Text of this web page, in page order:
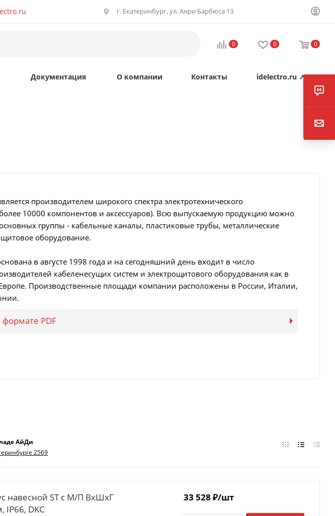
г. Екатеринбург, ул. Анри Барбюса 13
0 0 0
Документация О компании Контакты idelectro.ru ↗
производителем широкого спектра электротехнического
10000 компонентов и аксессуаров). Всю выпускаемую продукцию можно
группы - кабельные каналы, пластиковые трубы, металлические
оборудование.
в августе 1998 года и на сегодняшний день входит в число
кабеленесущих систем и электрощитового оборудования как в
Производственные площади компании расположены в России, Италии,
формате PDF
АйДи
2569
навесной ST с М/П ВxШxГ
IP66, DKC
33 528 ₽/шт